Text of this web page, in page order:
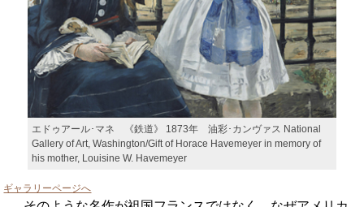
エドゥアール･マネ 《鉄道》 1873年 油彩･カンヴァス National
Gallery of Art, Washington/Gift of Horace Havemeyer in memory of
his mother, Louisine W. Havemeyer
ギャラリーページへ